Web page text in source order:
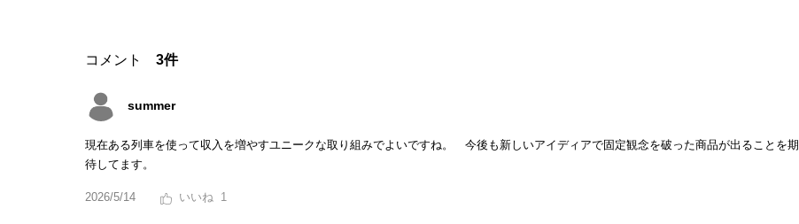
コメント 3件
summer
現在ある列車を使って収入を増やすユニークな取り組みでよいですね。 今後も新しいアイディアで固定観念を破った商品が出ることを期
待してます。
2026/5/14 1